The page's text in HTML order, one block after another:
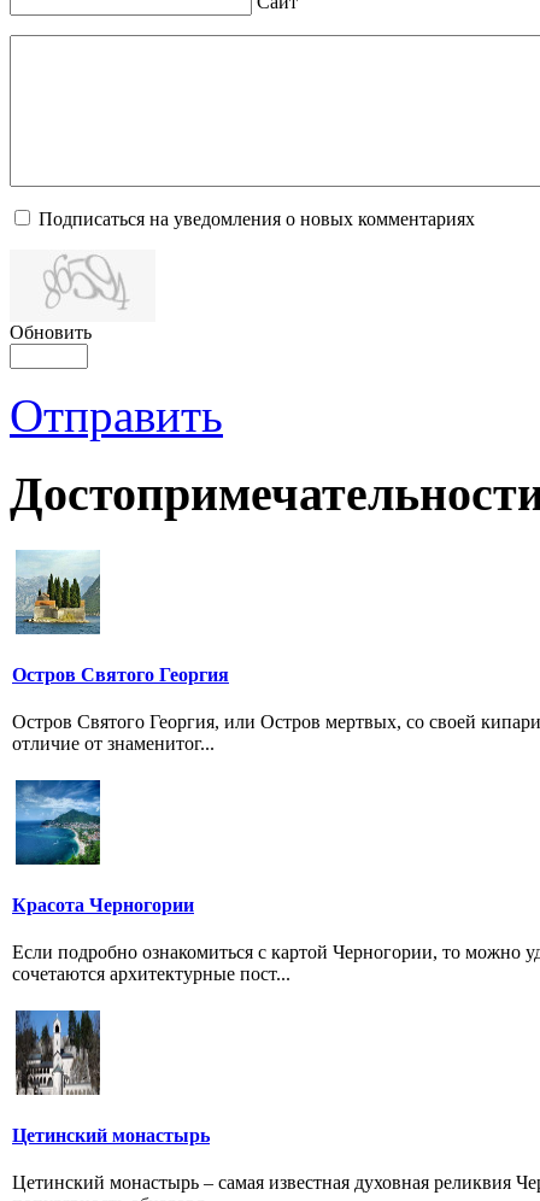
Подписаться на уведомления о новых комментариях
Обновить
Отправить
Остров Святого Георгия
Остров Святого Георгия, или Остров мертвых, со своей
отличие от знаменитог...
Красота Черногории
Если подробно ознакомиться с картой Черногории, то можно
сочетаются архитектурные пост...
Цетинский монастырь
Цетинский монастырь – самая известная духовная реликвия